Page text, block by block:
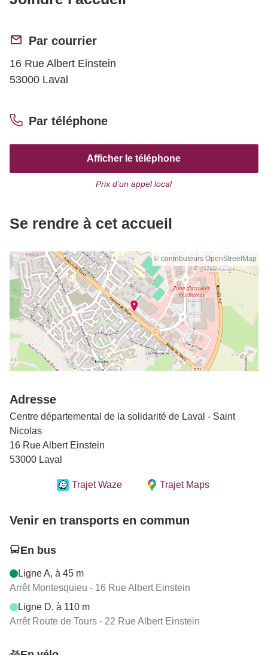
Par courrier
16 Rue Albert Einstein
53000 Laval
Par téléphone
Afficher le téléphone
Prix d’un appel local
Se rendre à cet accueil
© contributeurs OpenStreetMap
Adresse
Centre départemental de la solidarité de Laval - Saint
Nicolas
16 Rue Albert Einstein
53000 Laval
Trajet Waze Trajet Maps
Venir en transports en commun
En bus
Ligne A, à 45 m
Arrêt Montesquieu - 16 Rue Albert Einstein
Ligne D, à 110 m
Arrêt Route de Tours - 22 Rue Albert Einstein